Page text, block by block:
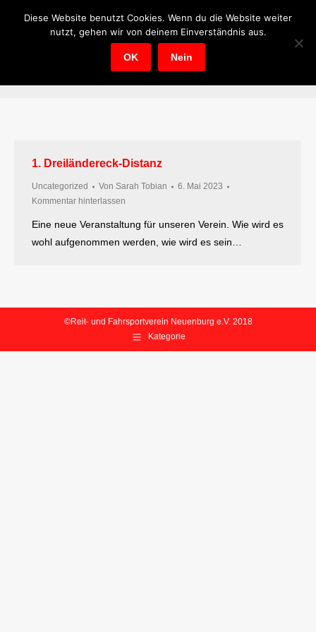
Search:
Suche
Tages-Archive:6. Mai 2023
1. Dreiländereck-Distanz
Uncategorized Von Sarah Tobian
6. Mai 2023
Kommentar hinterlassen
Eine neue Veranstaltung für unseren Verein. Wie wird es
wohl aufgenommen werden, wie wird es sein…
©Reit- und Fahrsportverein Neuenburg e.V. 2018
Kategorie
Diese Website benutzt Cookies. Wenn du die Website weiter
nutzt, gehen wir von deinem Einverständnis aus.
OK Nein